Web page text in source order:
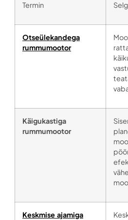
Termin
Otseülekandega
rummumootor
Käigukastiga
rummumootor
Keskmise ajamiga